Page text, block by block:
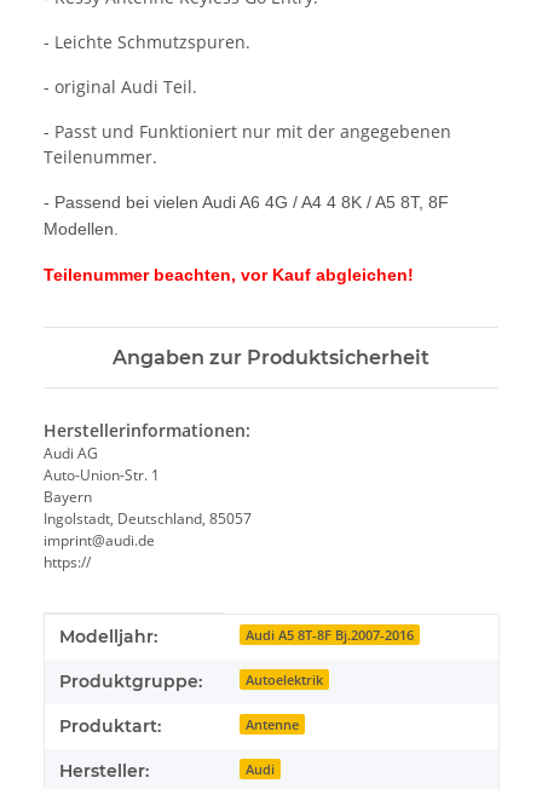
- Leichte Schmutzspuren.
- original Audi Teil.
- Passt und Funktioniert nur mit der angegebenen
Teilenummer.
- Passend bei vielen Audi A6 4G / A4 4 8K / A5 8T, 8F
Modellen.
Teilenummer beachten, vor Kauf abgleichen!
Angaben zur Produktsicherheit
Herstellerinformationen:
Audi AG
Auto-Union-Str. 1
Bayern
Ingolstadt, Deutschland, 85057
imprint@audi.de
https://
Produkteigenschaft
Wert
Modelljahr: Audi A5 8T-8F Bj.2007-2016
Produktgruppe: Autoelektrik
Produktart: Antenne
Hersteller: Audi